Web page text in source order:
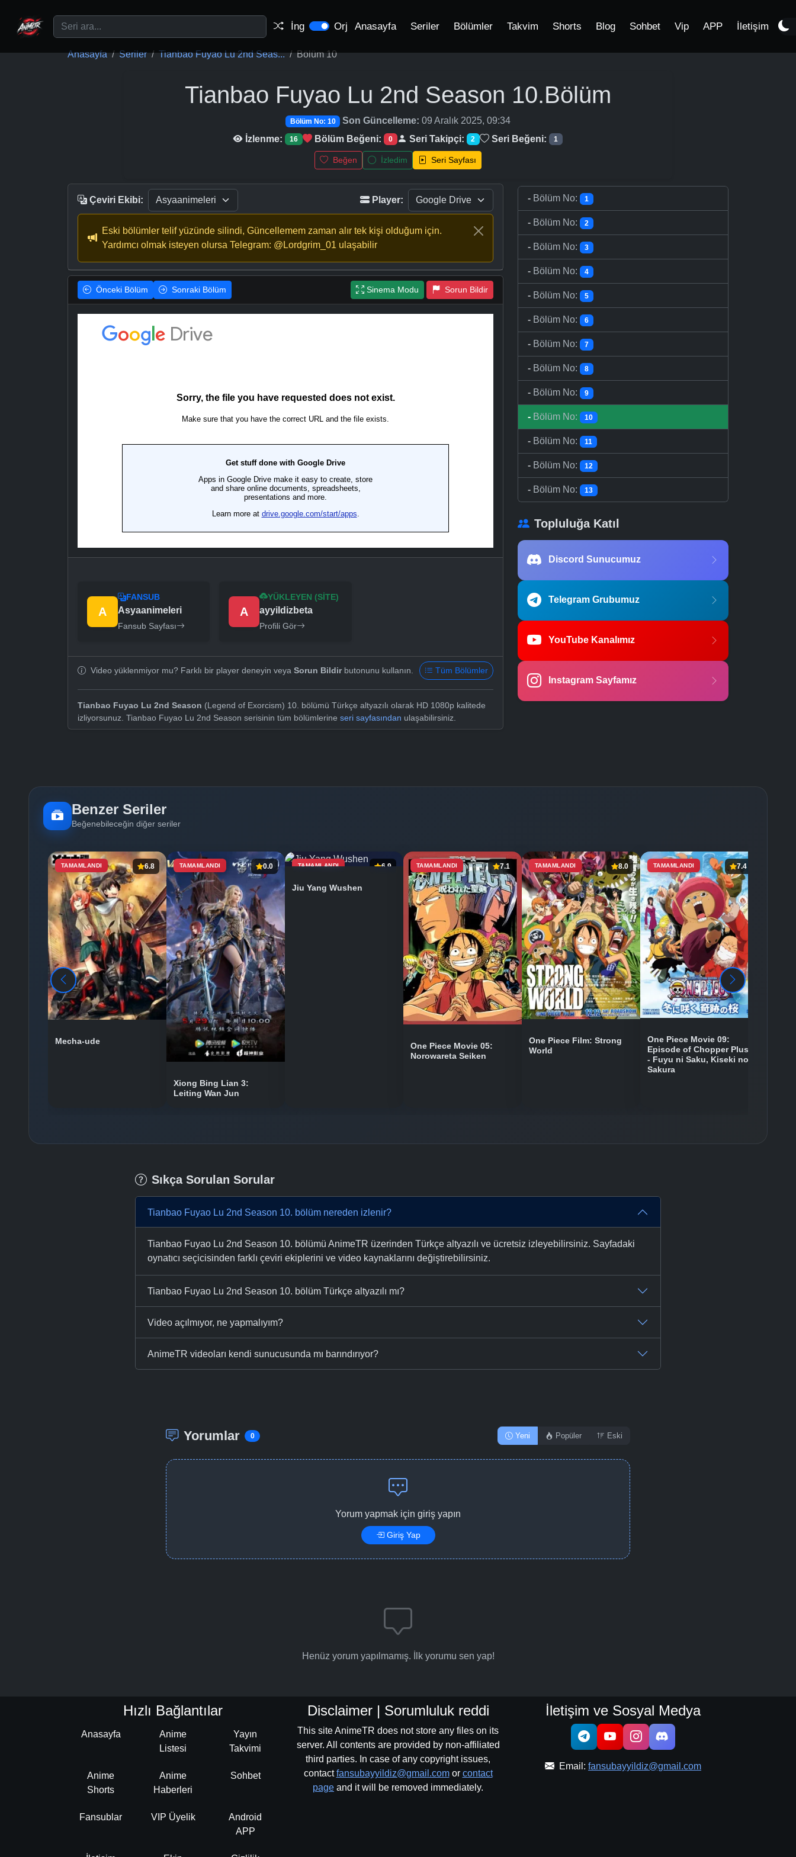
İng Orj Anasayfa Seriler Bölümler Takvim Shorts Blog Sohbet Vip APP İletişim
Anasayfa Seriler Tianbao Fuyao Lu 2nd Seas... Bölüm 10
Tianbao Fuyao Lu 2nd Season 10.Bölüm
Bölüm No: 10 Son Güncelleme: 09 Aralık 2025, 09:34
İzlenme:
16 Bölüm Beğeni: 0 Seri Takipçi: 2 Seri Beğeni: 1
Beğen İzledim Seri Sayfası
Çeviri Ekibi: Player:
Eski bölümler telif yüzünde silindi, Güncellemem zaman alır tek kişi olduğum için.
Yardımcı olmak isteyen olursa Telegram: @Lordgrim_01 ulaşabilir
Önceki Bölüm Sonraki Bölüm Sinema Modu Sorun Bildir
A
FANSUB
Asyaanimeleri
Fansub Sayfası
A
YÜKLEYEN (SITE)
ayyildizbeta
Profili Gör
Video yüklenmiyor mu? Farklı bir player deneyin veya Sorun Bildirbutonunu kullanın. Tüm Bölümler
Tianbao Fuyao Lu 2nd Season (Legend of Exorcism) 10. bölümü Türkçe altyazılı olarak HD 1080p kalitede
izliyorsunuz. Tianbao Fuyao Lu 2nd Season serisinin tüm bölümlerine seri sayfasından ulaşabilirsiniz.
- Bölüm No: 1
- Bölüm No: 2
- Bölüm No: 3
- Bölüm No: 4
- Bölüm No: 5
- Bölüm No: 6
- Bölüm No: 7
- Bölüm No: 8
- Bölüm No: 9
- Bölüm No: 10
- Bölüm No: 11
- Bölüm No: 12
- Bölüm No: 13
Topluluğa Katıl
Discord Sunucumuz
Telegram Grubumuz
YouTube Kanalımız
Instagram Sayfamız
Benzer Seriler
Beğenebileceğin diğer seriler
TAMAMLANDI 6.8
Mecha-ude
TAMAMLANDI 0.0
Xiong Bing Lian 3:
Leiting Wan Jun
TAMAMLANDI 6.9
Jiu Yang Wushen
TAMAMLANDI 7.1
One Piece Movie 05:
Norowareta Seiken
TAMAMLANDI 8.0
One Piece Film: Strong
World
TAMAMLANDI 7.4
One Piece Movie 09:
Episode of Chopper Plus
- Fuyu ni Saku, Kiseki no
Sakura
Sıkça Sorulan Sorular
Tianbao Fuyao Lu 2nd Season 10. bölüm nereden izlenir?
Tianbao Fuyao Lu 2nd Season 10. bölümü AnimeTR üzerinden Türkçe altyazılı ve ücretsiz izleyebilirsiniz. Sayfadaki
oynatıcı seçicisinden farklı çeviri ekiplerini ve video kaynaklarını değiştirebilirsiniz.
Tianbao Fuyao Lu 2nd Season 10. bölüm Türkçe altyazılı mı?
Video açılmıyor, ne yapmalıyım?
AnimeTR videoları kendi sunucusunda mı barındırıyor?
Yorumlar 0 Yeni Popüler Eski
Yorum yapmak için giriş yapın
Giriş Yap
Henüz yorum yapılmamış. İlk yorumu sen yap!
Hızlı Bağlantılar
Anasayfa
Anime
Listesi
Yayın
Takvimi
Anime
Shorts
Anime
Haberleri
Sohbet
Fansublar VIP Üyelik
Android
APP
Disclaimer | Sorumluluk reddi
This site AnimeTR does not store any files on its
server. All contents are provided by non-affiliated
third parties. In case of any copyright issues,
contactfansubayyildiz@gmail.comor contact
page and it will be removed immediately.
İletişim ve Sosyal Medya
Email: fansubayyildiz@gmail.com